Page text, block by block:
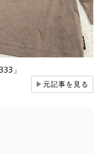
」
▶元記事を見る